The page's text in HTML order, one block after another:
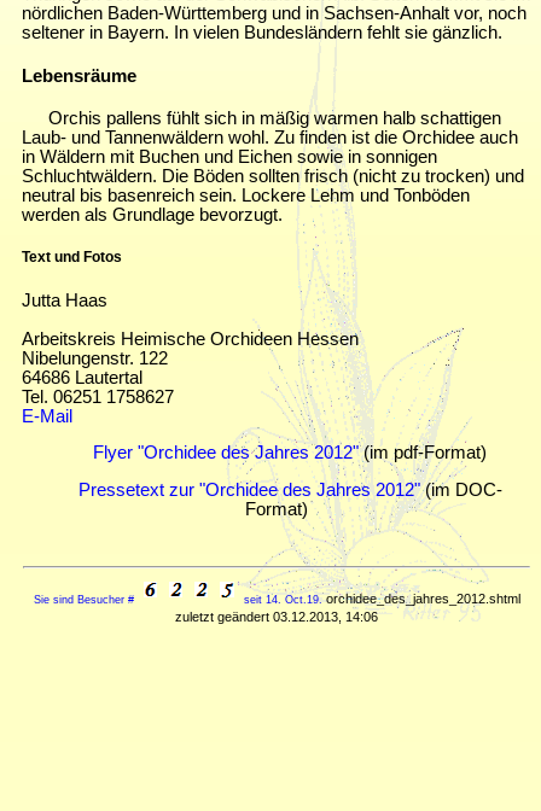
nördlichen Baden-Württemberg und in Sachsen-Anhalt vor, noch
seltener in Bayern. In vielen Bundesländern fehlt sie gänzlich.
Lebensräume
Orchis pallens fühlt sich in mäßig warmen halb schattigen
Laub- und Tannenwäldern wohl. Zu finden ist die Orchidee auch
in Wäldern mit Buchen und Eichen sowie in sonnigen
Schluchtwäldern. Die Böden sollten frisch (nicht zu trocken) und
neutral bis basenreich sein. Lockere Lehm und Tonböden
werden als Grundlage bevorzugt.
Text und Fotos
Jutta Haas
Arbeitskreis Heimische Orchideen Hessen
Nibelungenstr. 122
64686 Lautertal
Tel. 06251 1758627
E-Mail
Flyer "Orchidee des Jahres 2012"(im pdf-Format)
Pressetext zur "Orchidee des Jahres 2012"(im DOC-
Format)
Sie sind Besucher # seit 14. Oct.19. orchidee_des_jahres_2012.shtml
zuletzt geändert 03.12.2013, 14:06